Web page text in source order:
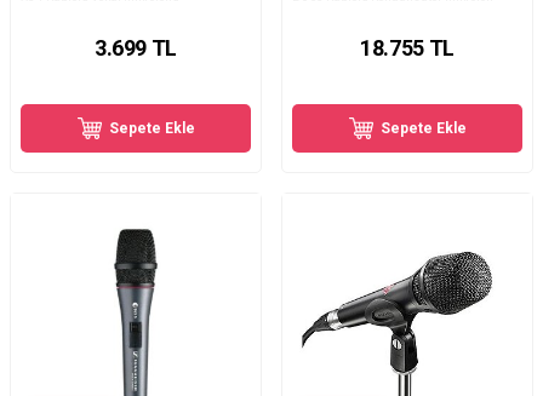
3.699 TL
Sepete Ekle
18.755TL
Sepete Ekle